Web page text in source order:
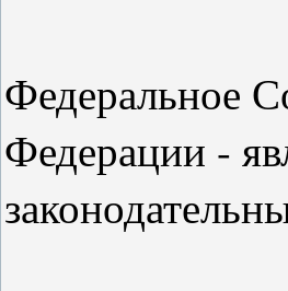
Федеральное
Федерации -